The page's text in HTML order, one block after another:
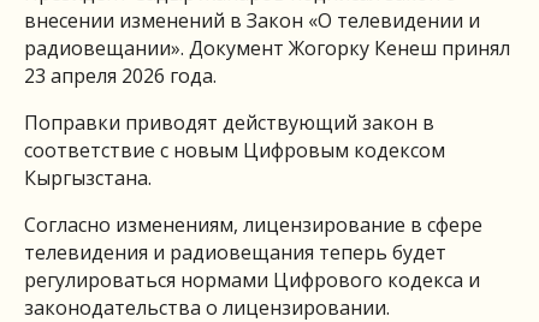
внесении изменений в Закон «О телевидении и
радиовещании». Документ Жогорку Кенеш принял
23 апреля 2026 года.
Поправки приводят действующий закон в
соответствие с новым Цифровым кодексом
Кыргызстана.
Согласно изменениям, лицензирование в сфере
телевидения и радиовещания теперь будет
регулироваться нормами Цифрового кодекса и
законодательства о лицензировании.